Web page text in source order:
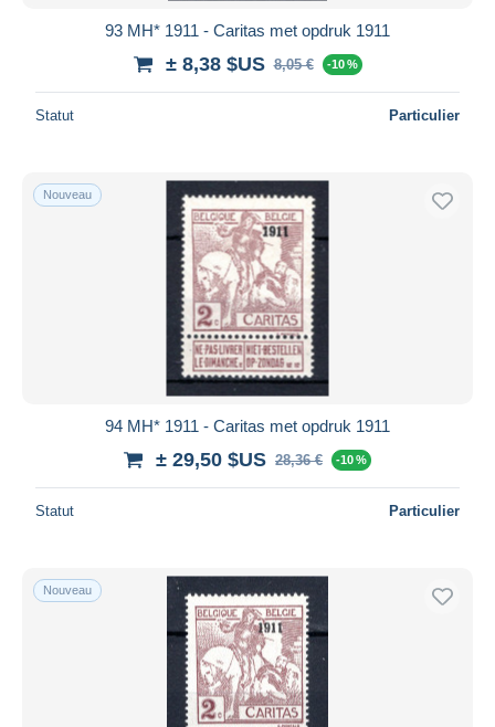
93 MH* 1911 - Caritas met opdruk 1911
± 8,38 $US 8,05 € -10 %
Statut Particulier
Nouveau
94 MH* 1911 - Caritas met opdruk 1911
± 29,50 $US 28,36 € -10 %
Statut Particulier
Nouveau